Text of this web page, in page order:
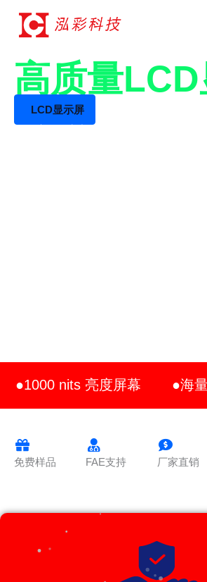
17年+专业LCD工厂
高质量
LCD显示屏
●1000 nits 亮度屏幕 ●海
免费样品 FAE支持 厂家直销